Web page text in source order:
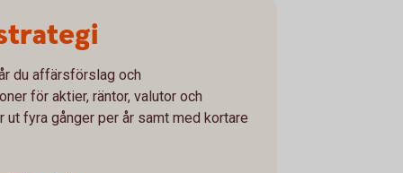
du affärsförslag och
för aktier, räntor, valutor och
ut fyra gånger per år samt med kortare